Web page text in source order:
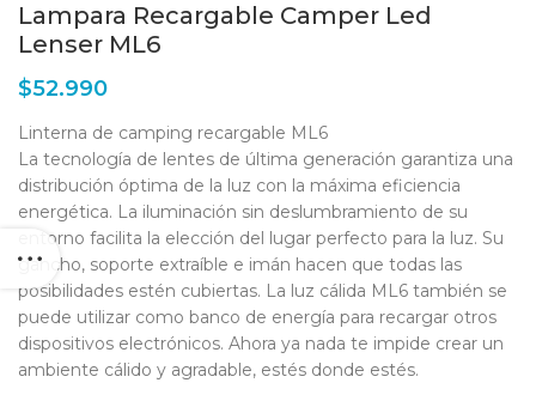
Lampara Recargable Camper Led
Lenser ML6
$52.990
Linterna de camping recargable ML6
La tecnología de lentes de última generación garantiza una
distribución óptima de la luz con la máxima eficiencia
energética. La iluminación sin deslumbramiento de su
entorno facilita la elección del lugar perfecto para la luz. Su
gancho, soporte extraíble e imán hacen que todas las
posibilidades estén cubiertas. La luz cálida ML6 también se
puede utilizar como banco de energía para recargar otros
dispositivos electrónicos. Ahora ya nada te impide crear un
ambiente cálido y agradable, estés donde estés.